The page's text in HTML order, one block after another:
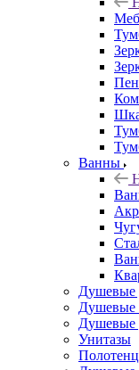
Ванны
Душевые
Душевые
Душевые
Унитазы